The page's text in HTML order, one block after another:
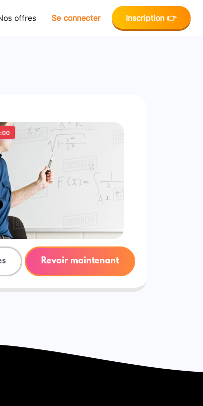
offres Se connecter Inscription 👉
Revoir maintenant